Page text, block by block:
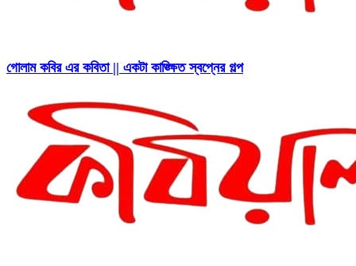
গোলাম কবির এর কবিতা || একটা কাঙ্ক্ষিত স্বপ্নের গল্প